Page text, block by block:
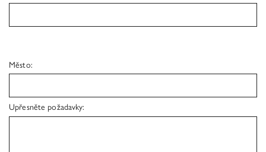
Město:
Upřesněte požadavky: